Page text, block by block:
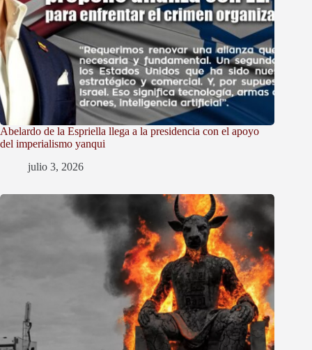
Abelardo de la Espriella llega a la presidencia con el apoyo
del imperialismo yanqui
julio 3, 2026